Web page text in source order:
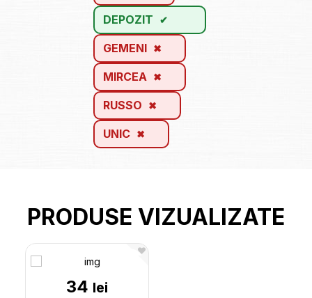
DEPOZIT
GEMENI
MIRCEA
RUSSO
UNIC
PRODUSE VIZUALIZATE
34 lei